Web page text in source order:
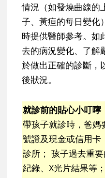
情況（如發燒曲線的
子、黃疸的每日變化
時提供醫師參考。如
去的病況變化、了解
於做出正確的診斷，
後狀況。
就診前的貼心小叮嚀
帶孩子就診時，爸
號證及現金或信用卡
診所； 孩子過去重
紀錄、X光片結果等